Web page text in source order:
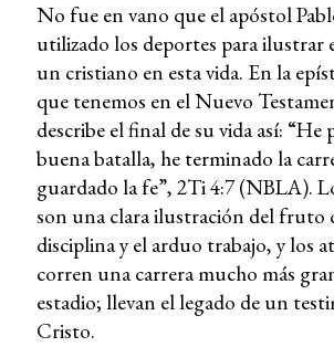
No fue en vano que el apóstol
utilizado los deportes para ilustrar
un cristiano en esta vida. En la
que tenemos en el Nuevo
describe el final de su vida así: “He
buena batalla, he terminado la
guardado la fe”, 2Ti 4:7 (NBLA).
son una clara ilustración del fruto
disciplina y el arduo trabajo, y los
corren una carrera mucho más
estadio; llevan el legado de un
Cristo.